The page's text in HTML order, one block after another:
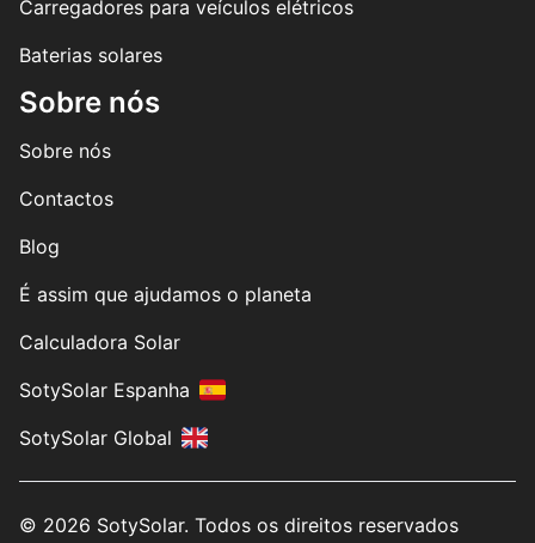
Carregadores para veículos elétricos
Baterias solares
Sobre nós
Sobre nós
Contactos
Blog
É assim que ajudamos o planeta
Calculadora Solar
SotySolar Espanha
SotySolar Global
© 2026 SotySolar. Todos os direitos reservados